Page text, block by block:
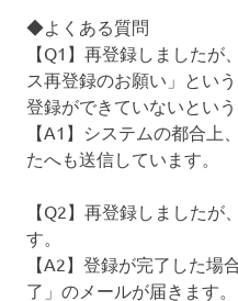
◆よくある質問
【Q1】再登録しました
ス再登録のお願い」とい
登録ができていないという
【A1】システムの都合上
たへも送信しています。
【Q2】再登録しました
す。
【A2】登録が完了した場
了」のメールが届きます